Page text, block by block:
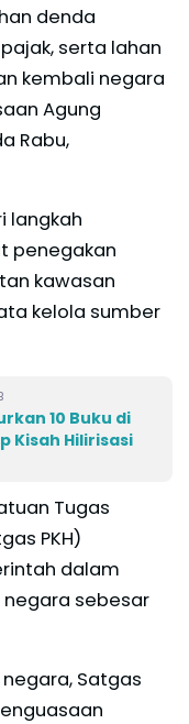
denda
serta lahan
kembali negara
Agung
Rabu,
langkah
penegakan
kawasan
kelola sumber
10 Buku di
Kisah Hilirisasi
Tugas
PKH)
dalam
sebesar
Satgas